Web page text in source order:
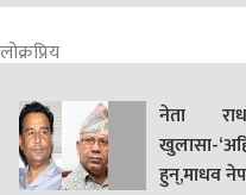
लोक्रप्रिय
नेता
खुलासा-
हुन्,माधव